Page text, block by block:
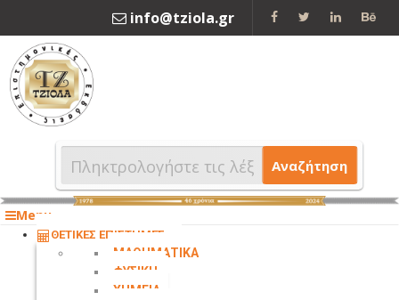
info@tziola.gr
Αναζήτηση
Menu
ΘΕΤΙΚΕΣ ΕΠΙΣΤΗΜΕΣ
ΜΑΘΗΜΑΤΙΚΑ
ΦΥΣΙΚΗ
ΧΗΜΕΙΑ